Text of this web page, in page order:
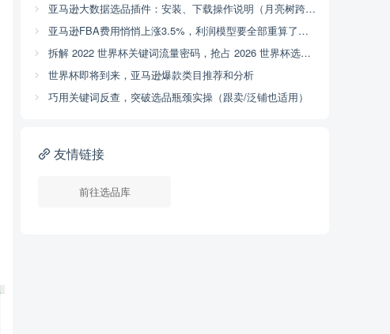
亚马逊大数据选品插件：安装、下载操作说明（月亮树跨境）
亚马逊FBA费用悄悄上涨3.5%，利润模型要全部重算了（2026年4月17号已开始执行，附解决方案）
拆解 2022 世界杯关键词流量密码，抢占 2026 世界杯选品商机
世界杯即将到来，亚马逊爆款类目推荐和分析
巧用关键词反查，突破选品瓶颈实操（跟卖/泛铺也适用）
友情链接
前往选品库